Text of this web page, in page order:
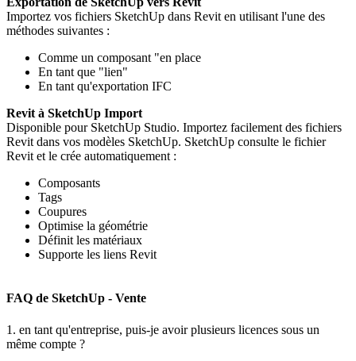
Importez vos fichiers SketchUp dans Revit en utilisant l'une des
méthodes suivantes :
Comme un composant "en place
En tant que "lien"
En tant qu'exportation IFC
Revit à SketchUp Import
Disponible pour SketchUp Studio. Importez facilement des fichiers
Revit dans vos modèles SketchUp. SketchUp consulte le fichier
Revit et le crée automatiquement :
Composants
Tags
Coupures
Optimise la géométrie
Définit les matériaux
Supporte les liens Revit
FAQ de SketchUp - Vente
1. en tant qu'entreprise, puis-je avoir plusieurs licences sous un
même compte ?